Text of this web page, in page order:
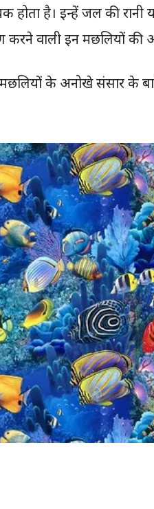
होता है। इन्हें जल की रानी
वाली इन मछलियों की
के अनोखे संसार के